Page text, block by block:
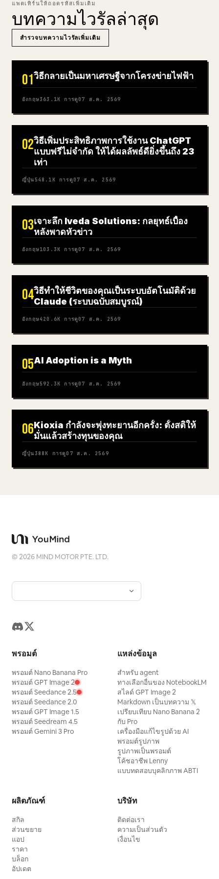
แพตเทิร์นให้ถอดรหัสเพิ่มเติม
บทความไวรัลล่าสุด
สำรวจบทความไวรัลเพิ่มเติม
01วิธีกลายเป็นมหาเศรษฐีจากโครงข่ายไฟฟ้า
อังกฤษ363.1K การดู07 ส.ค. 2569
02วิธีเพิ่มประสิทธิภาพการใช้งาน ChatGPT
แบบฟรีไม่จำกัด ให้ได้ผลลัพธ์ดียิ่งขึ้นถึง 23
เท่า
ญี่ปุ่น548.1K การดู07 ส.ค. 2569
03เจาะลึก Iveda Solutions: กลยุทธ์เบื้อง
หลังพาดหัวข่าว
อังกฤษ103.3K การดู07 ส.ค. 2569
04วิธีทำให้ชีวิตของคุณเป็นระบบอัตโนมัติด้วย
Claude (ระบบฉบับสมบูรณ์)
อังกฤษ420.6K การดู07 ส.ค. 2569
05AI Adoption is a Myth
อังกฤษ592.3K การดู07 ส.ค. 2569
06Kioxia กำลังจะพุ่งทะยานอีกครั้ง: ตั้งสติให้
มั่นแล้วสร้างทุนของคุณ
ญี่ปุ่น388K การดู07 ส.ค. 2569
©2026 MIND MOTOR PTE. LTD.
พรอมต์
พรอมต์ Nano Banana Pro
พรอมต์ GPT Image 2
พรอมต์ Seedance 2.5
พรอมต์ Seedance 2.0
พรอมต์ GPT Image 1.5
พรอมต์ Seedream 4.5
พรอมต์ Gemini 3 Pro
แหล่งข้อมูล
สำหรับ agent
ทางเลือกอื่นของ NotebookLM
สไลด์ GPT Image 2
Markdown เป็นบทความ 𝕏
เปรียบเทียบ Nano Banana 2
กับ Pro
เครื่องมือแก้ไขรูปด้วย AI
พรอมต์รูปภาพ
รูปภาพเป็นพรอมต์
โค้ชอาชีพ Lenny
แบบทดสอบบุคลิกภาพ ABTI
ผลิตภัณฑ์
สกิล
ส่วนขยาย
แอป
ราคา
บล็อก
อัปเดต
บริษัท
ติดต่อเรา
ความเป็นส่วนตัว
เงื่อนไข